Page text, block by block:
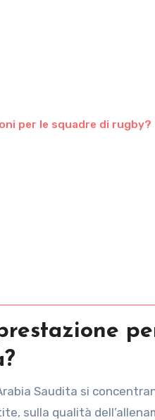
per le squadre di rugby?
Saudita si
sulla qualità